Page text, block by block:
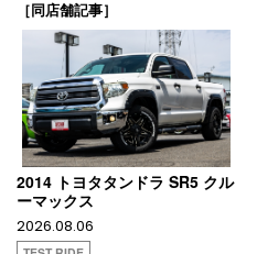
［同店舗記事］
2014 トヨタタンドラ SR5 クル
ーマックス
2026.08.06